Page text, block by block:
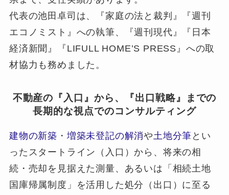
代表の池田卓司は、『家庭の法と裁判』『週刊
エコノミスト』への執筆、『週刊現代』『日本
経済新聞』『LIFULL HOME’S PRESS』への取
材協力も務めました。
不動産の『入口』から、『出口戦略』までの
長期的な視点でのコンサルティング
建物の新築 ・ 増築未登記の解消や 土地分筆 とい
ったスタートライン（入口）から、将来の相
続・売却を見据えた測量、あるいは「相続土地
国庫帰属制度」を活用した処分（出口）に至る